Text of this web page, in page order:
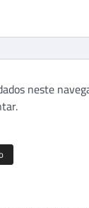
neste